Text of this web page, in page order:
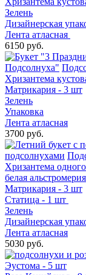
Зелень
Дизайнерская
Лента атласная
6150 руб.
Подсолнуха"
Хризантема
Матрикария - 3 шт
Зелень
Упаковка
Лента атласная
3700 руб.
подсолнухами
Хризантема
белая
Матрикария - 3 шт
Статица - 1 шт
Зелень
Дизайнерская
Лента атласная
5030 руб.
Эустома - 5 шт